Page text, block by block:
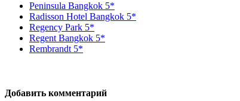
Peninsula Bangkok 5*
Radisson Hotel Bangkok 5*
Regency Park 5*
Regent Bangkok 5*
Rembrandt 5*
Добавить комментарий